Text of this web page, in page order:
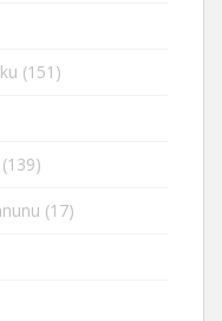
(151)
(139)
(17)